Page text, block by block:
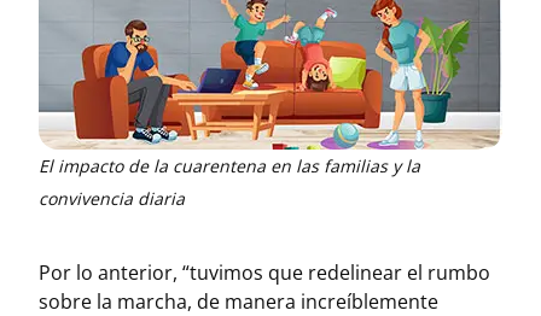
El impacto de la cuarentena en las familias y la
convivencia diaria
Por lo anterior, “tuvimos que redelinear el rumbo
sobre la marcha, de manera increíblemente